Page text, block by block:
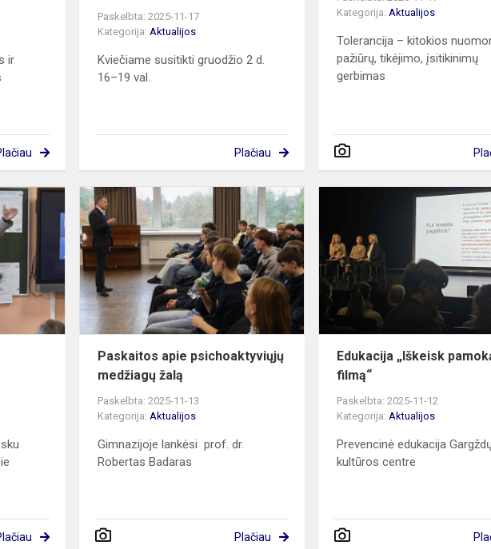
ir
Paskelbta: 2025-11-17
Kategorija:Aktualijos
Kviečiame susitikti gruodžio 2 d.
16–19 val.
Plačiau
Kategorija:Aktualijos
Tolerancija – kitokios
pažiūrų, tikėjimo, įsitikinimų
gerbimas
Kūrybinės
dirbtuvės
–
saviraiškos
galimybės
psichoaktyviųjų
medžiagų
žalą
Paskaitos apie psichoaktyviųjų
medžiagų žalą
Paskelbta: 2025-11-13
Kategorija: Aktualijos
Gimnazijoje lankėsi prof. dr.
Robertas Badaras
Plačiau
Edukacija „Iškeisk
filmą“
Paskelbta: 2025-11-12
Kategorija: Aktualijos
Prevencinė edukacija
kultūros centre